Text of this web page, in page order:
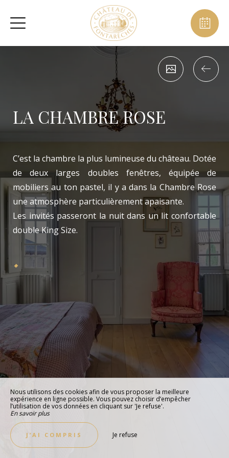
LA CHAMBRE ROSE
C’est la chambre la plus lumineuse du château. Dotée
de deux larges doubles fenêtres, équipée de
mobiliers au ton pastel, il y a dans la Chambre Rose
une atmosphère particulièrement apaisante.
Les invités passeront la nuit dans un lit confortable
double King Size.
Nous utilisons des cookies afin de vous proposer la meilleure
expérience en ligne possible. Vous pouvez choisir d’empêcher
l’utilisation de vos données en cliquant sur 'Je refuse'.
En savoir plus
J’AI COMPRIS Je refuse